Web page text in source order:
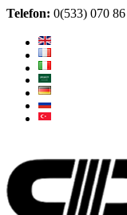
Telefon: 0(533) 070